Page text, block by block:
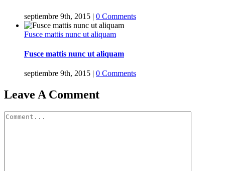
septiembre 9th, 2015 | 0 Comments
Fusce mattis nunc ut aliquam
Fusce mattis nunc ut aliquam
septiembre 9th, 2015 | 0 Comments
Leave A Comment
Comment